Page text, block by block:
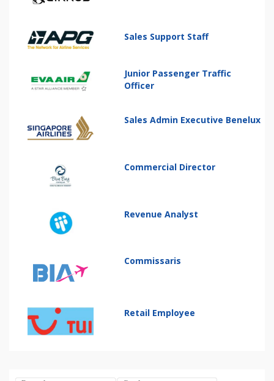
Sales Support Staff
Junior Passenger Traffic
Officer
Sales Admin Executive Benelux
Commercial Director
Revenue Analyst
Commissaris
Retail Employee